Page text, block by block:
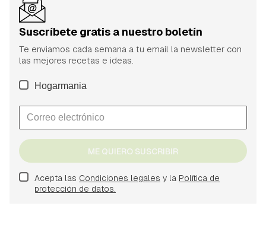
Suscríbete gratis a nuestro boletín
Te enviamos cada semana a tu email la newsletter con
las mejores recetas e ideas.
Hogarmania
ME QUIERO SUSCRIBIR
Acepta las Condiciones legales y la Política de
protección de datos.